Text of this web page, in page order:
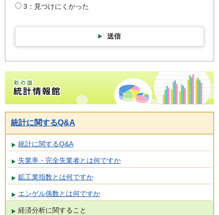
3：見つけにくかった
送信
彩の国統計情報館トップページ
統計に関するQ&A
統計に関するQ&A
失業率・完全失業者とは何ですか
鉱工業指数とは何ですか
エンゲル係数とは何ですか
経済分析に関すること